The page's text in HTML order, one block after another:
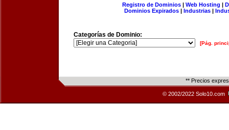
Registro de Dominios| Web Hosting |
Dominios Expirados | Industrias |
Categorías de Dominio:
[Pág.
** Precios
© 2002/2022 Solo10.com